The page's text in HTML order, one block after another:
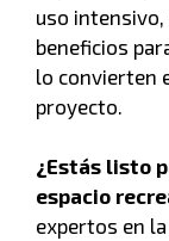
uso
beneficios
lo convierten
proyecto.
¿Estás listo
espacio
expertos en